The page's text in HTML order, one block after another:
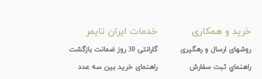
خرید و همکاری
روشهای ارسال و رهگیری
راهنماي ثبت سفارش
خدمات ایران تایمر
گارانتی 30 روز ضمانت بازگشت
راهنمای خرید بین سه عدد